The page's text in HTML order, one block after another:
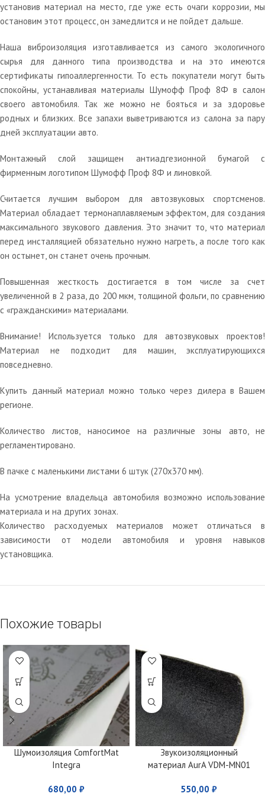
установив материал на место, где уже есть очаги коррозии, мы
остановим этот процесс, он замедлится и не пойдет дальше.
Наша виброизоляция изготавливается из самого экологичного
сырья для данного типа производства и на это имеются
сертификаты гипоаллергенности. То есть покупатели могут быть
спокойны, устанавливая материалы Шумофф Проф 8Ф в салон
своего автомобиля. Так же можно не бояться и за здоровье
родных и близких. Все запахи выветриваются из салона за пару
дней эксплуатации авто.
Монтажный слой защищен антиадгезионной бумагой с
фирменным логотипом Шумофф Проф 8Ф и линовкой.
Считается лучшим выбором для автозвуковых спортсменов.
Материал обладает термонаплавляемым эффектом, для создания
максимального звукового давления. Это значит то, что материал
перед инсталляцией обязательно нужно нагреть, а после того как
он остынет, он станет очень прочным.
Повышенная жесткость достигается в том числе за счет
увеличенной в 2 раза, до 200 мкм, толщиной фольги, по сравнению
с «гражданскими» материалами.
Внимание! Используется только для автозвуковых проектов!
Материал не подходит для машин, эксплуатирующихся
повседневно.
Купить данный материал можно только через дилера в Вашем
регионе.
Количество листов, наносимое на различные зоны авто, не
регламентировано.
В пачке с маленькими листами 6 штук (270х370 мм).
На усмотрение владельца автомобиля возможно использование
материала и на других зонах.
Количество расходуемых материалов может отличаться в
зависимости от модели автомобиля и уровня навыков
установщика.
Похожие товары
Шумоизоляция ComfortMat
Integra
680,00 ₽
Звукоизоляционный
материал AurA VDM-MN01
550,00 ₽